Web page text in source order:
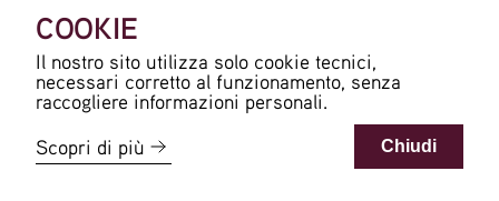
COOKIE
Il nostro sito utilizza solo cookie tecnici,
necessari corretto al funzionamento, senza
raccogliere informazioni personali.
Scopri di più
Chiudi
Milano (MI)
Privacy Policy